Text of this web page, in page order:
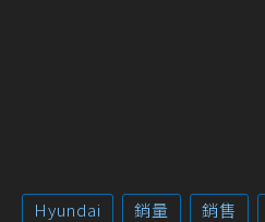
Hyundai 銷量 銷售